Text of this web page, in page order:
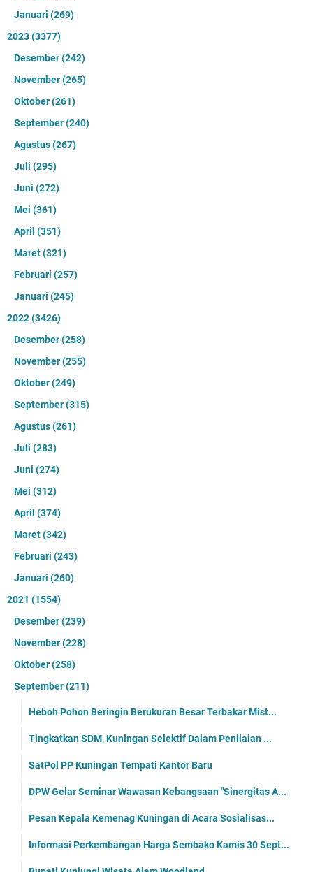
Januari (269)
2023(3377)
Desember(242)
November(265)
Oktober(261)
September(240)
Agustus(267)
Juli (295)
Juni (272)
Mei (361)
April (351)
Maret(321)
Februari (257)
Januari (245)
2022(3426)
Desember(258)
November(255)
Oktober(249)
September(315)
Agustus(261)
Juli (283)
Juni (274)
Mei (312)
April (374)
Maret(342)
Februari (243)
Januari (260)
2021 (1554)
Desember(239)
November(228)
Oktober(258)
September(211)
Heboh Pohon Beringin Berukuran Besar Terbakar Mist...
Tingkatkan SDM, Kuningan Selektif Dalam Penilaian ...
SatPol PP Kuningan Tempati Kantor Baru
DPW Gelar Seminar Wawasan Kebangsaan "Sinergitas A...
Pesan Kepala Kemenag Kuningan di Acara Sosialisas...
Informasi Perkembangan Harga Sembako Kamis 30 Sept...